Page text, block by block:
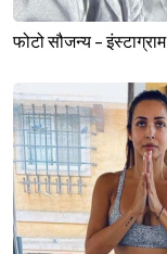
फोटो सौजन्य - इंस्टाग्राम